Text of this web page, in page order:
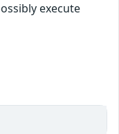
execute